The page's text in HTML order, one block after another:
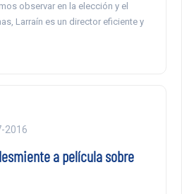
observar en la elección y el
Larraín es un director eficiente y
2016
a película sobre